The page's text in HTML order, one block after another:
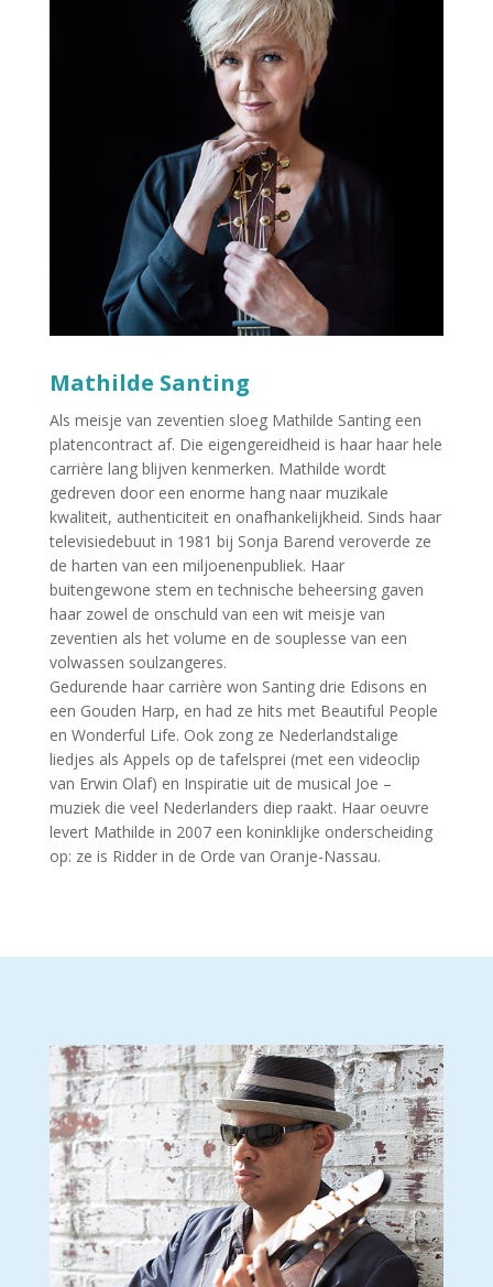
Mathilde Santing
Als meisje van zeventien sloeg Mathilde Santing een
platencontract af. Die eigengereidheid is haar haar hele
carrière lang blijven kenmerken. Mathilde wordt
gedreven door een enorme hang naar muzikale
kwaliteit, authenticiteit en onafhankelijkheid. Sinds haar
televisiedebuut in 1981 bij Sonja Barend veroverde ze
de harten van een miljoenenpubliek. Haar
buitengewone stem en technische beheersing gaven
haar zowel de onschuld van een wit meisje van
zeventien als het volume en de souplesse van een
volwassen soulzangeres.
Gedurende haar carrière won Santing drie Edisons en
een Gouden Harp, en had ze hits met Beautiful People
en Wonderful Life. Ook zong ze Nederlandstalige
liedjes als Appels op de tafelsprei (met een videoclip
van Erwin Olaf) en Inspiratie uit de musical Joe –
muziek die veel Nederlanders diep raakt. Haar oeuvre
levert Mathilde in 2007 een koninklijke onderscheiding
op: ze is Ridder in de Orde van Oranje-Nassau.